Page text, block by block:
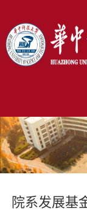
院系发展基